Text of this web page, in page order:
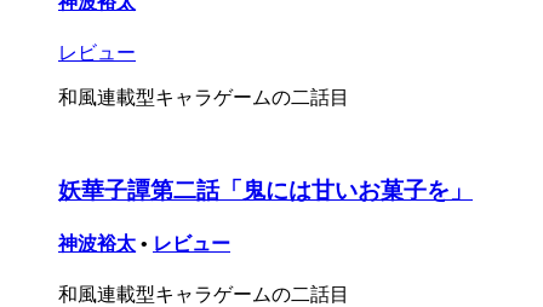
レビュー
和風連載型キャラゲームの二話目
妖華子譚第二話「鬼には甘いお菓子を」
神波裕太 • レビュー
和風連載型キャラゲームの二話目